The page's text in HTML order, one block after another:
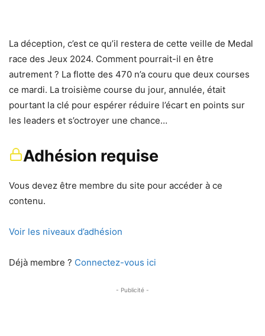
La déception, c’est ce qu’il restera de cette veille de Medal
race des Jeux 2024. Comment pourrait-il en être
autrement ? La flotte des 470 n’a couru que deux courses
ce mardi. La troisième course du jour, annulée, était
pourtant la clé pour espérer réduire l’écart en points sur
les leaders et s’octroyer une chance…
Adhésion requise
Vous devez être membre du site pour accéder à ce
contenu.
Voir les niveaux d’adhésion
Déjà membre ? Connectez-vous ici
- Publicité -